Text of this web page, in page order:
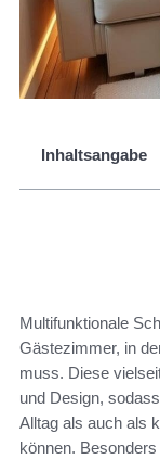
Inhaltsangabe
Multifunktionale
Gästezimmer, in
muss. Diese
und Design,
Alltag als auch als
können.